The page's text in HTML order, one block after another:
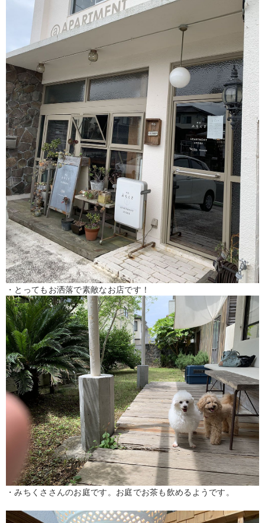
・とってもお洒落で素敵なお店です！
・みちくささんのお庭です。お庭でお茶も飲めるようです。